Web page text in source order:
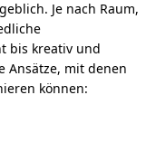
Je nach Raum,
bis kreativ und
Ansätze, mit denen
können: